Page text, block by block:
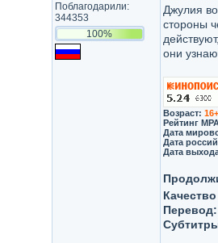
Поблагодарили:
344353
100%
Джулия
стороны
они
Возраст: 16+
Рейтинг
Дата
Дата
Дата
Перевод: